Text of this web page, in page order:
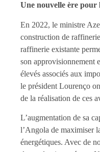
Une nouvelle ère pour
En 2022, le ministre
construction de
raffinerie existante
son approvisionnement
élevés associés aux
le président Lourenço
de la réalisation de ces
L’augmentation de sa
l’Angola de maximiser
énergétiques. Avec de